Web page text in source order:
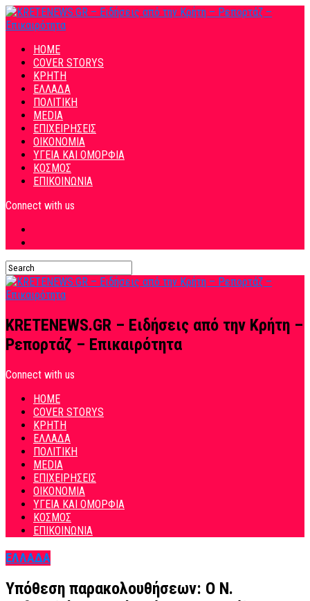
HOME
COVER STORYS
ΚΡΗΤΗ
ΕΛΛΑΔΑ
ΠΟΛΙΤΙΚΗ
MEDIA
ΕΠΙΧΕΙΡΗΣΕΙΣ
ΟΙΚΟΝΟΜΙΑ
ΥΓΕΙΑ ΚΑΙ ΟΜΟΡΦΙΑ
ΚΟΣΜΟΣ
ΕΠΙΚΟΙΝΩΝΙΑ
Connect with us
KRETENEWS.GR – Ειδήσεις από την Κρήτη –
Ρεπορτάζ – Επικαιρότητα
Connect with us
HOME
COVER STORYS
ΚΡΗΤΗ
ΕΛΛΑΔΑ
ΠΟΛΙΤΙΚΗ
MEDIA
ΕΠΙΧΕΙΡΗΣΕΙΣ
ΟΙΚΟΝΟΜΙΑ
ΥΓΕΙΑ ΚΑΙ ΟΜΟΡΦΙΑ
ΚΟΣΜΟΣ
ΕΠΙΚΟΙΝΩΝΙΑ
ΕΛΛΑΔΑ
Υπόθεση παρακολουθήσεων: O Ν.